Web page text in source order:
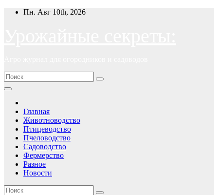
ПерейтиПн. Авг 10th, 2026
Главная
Животноводство
Птицеводство
Пчеловодство
Садоводство
Фермерство
Разное
Новости